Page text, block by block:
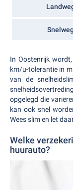
Snelweg
In Oostenrijk
km/u-tolerantie in
van de
opgelegd die
kan ook snel
Wees slim en let
Welke
huurauto?